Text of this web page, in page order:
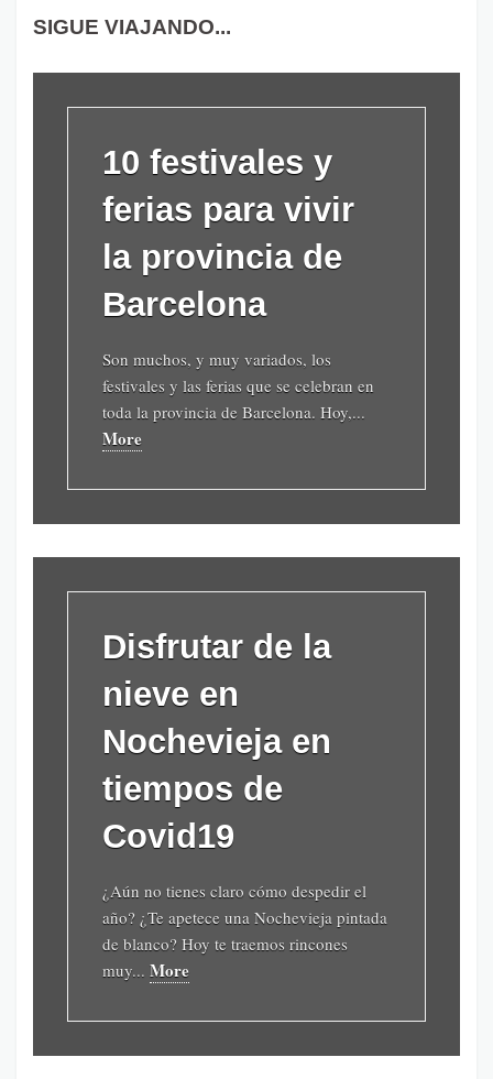
SIGUE VIAJANDO...
10 festivales y
ferias para vivir
la provincia de
Barcelona
Son muchos, y muy variados, los
festivales y las ferias que se celebran en
toda la provincia de Barcelona. Hoy,...
More
Disfrutar de la
nieve en
Nochevieja en
tiempos de
Covid19
¿Aún no tienes claro cómo despedir el
año? ¿Te apetece una Nochevieja pintada
de blanco? Hoy te traemos rincones
muy... More